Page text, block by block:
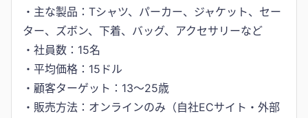
・主な製品：Tシャツ、パーカー、ジャケット、セー
ター、ズボン、下着、バッグ、アクセサリーなど
・社員数：15名
・平均価格：15ドル
・顧客ターゲット：13～25歳
・販売方法：オンラインのみ（自社ECサイト・外部